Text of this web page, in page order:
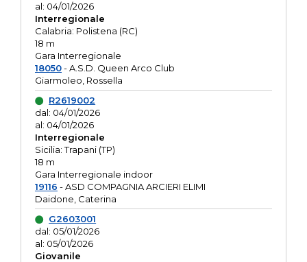
al: 04/01/2026
Interregionale
Calabria: Polistena (RC)
18 m
Gara Interregionale
18050- A.S.D. Queen Arco Club
Giarmoleo, Rossella
R2619002
dal: 04/01/2026
al: 04/01/2026
Interregionale
Sicilia: Trapani (TP)
18 m
Gara Interregionale indoor
19116 - ASD COMPAGNIA ARCIERI ELIMI
Daidone, Caterina
G2603001
dal: 05/01/2026
al: 05/01/2026
Giovanile